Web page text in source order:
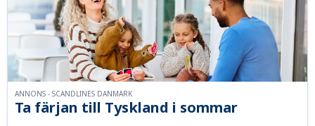
Ta färjan till Tyskland i sommar
ANNONS - SCANDLINES DANMARK